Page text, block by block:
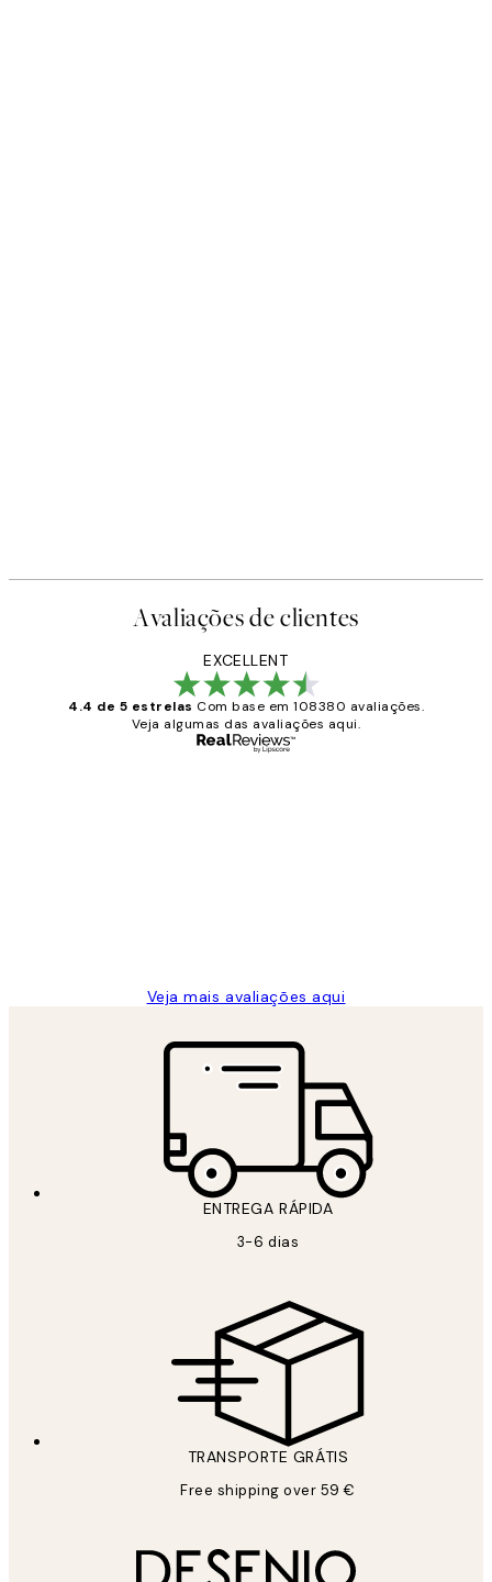
Avaliações de clientes
EXCELLENT
4.4 de 5 estrelas Com base em 108380 avaliações.
Veja algumas das avaliações aqui.
Veja mais avaliações aqui
ENTREGA RÁPIDA
3-6 dias
TRANSPORTE GRÁTIS
Free shipping over 59 €